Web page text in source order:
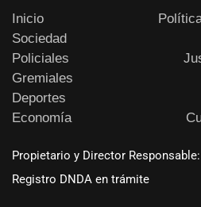
Inicio
Sociedad
Policiales
Gremiales
Deportes
Economía
Propietario y Director
Registro DNDA en trámite